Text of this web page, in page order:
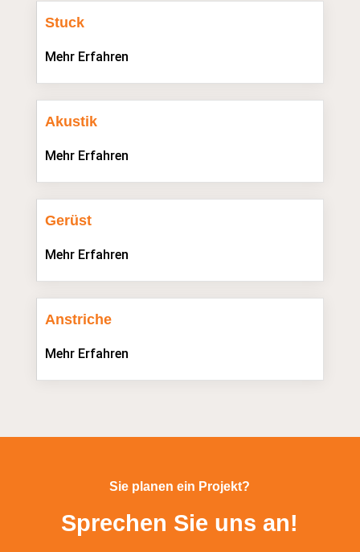
Stuck
Mehr Erfahren
Akustik
Mehr Erfahren
Gerüst
Mehr Erfahren
Anstriche
Mehr Erfahren
Sie planen ein Projekt?
Sprechen Sie uns an!